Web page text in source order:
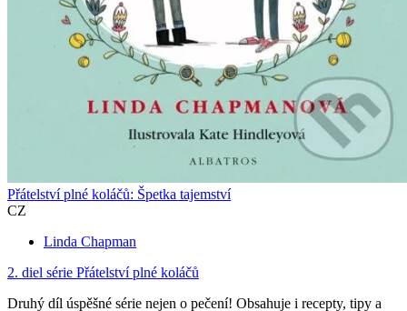
Přátelství plné koláčů: Špetka tajemství
CZ
Linda Chapman
2. diel série Přátelství plné koláčů
Druhý díl úspěšné série nejen o pečení! Obsahuje i recepty, tipy a